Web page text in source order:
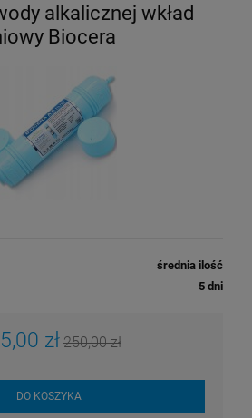
alkalicznej wkład
Biocera
średnia ilość
5 dni
zł 250,00 zł
DO KOSZYKA